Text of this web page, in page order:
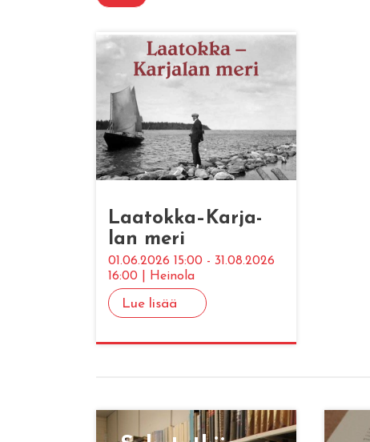
Laa­tok­ka–Kar­ja­
lan meri
01.06.2026 15:00 - 31.08.2026
16:00 | Heinola
Lue lisää